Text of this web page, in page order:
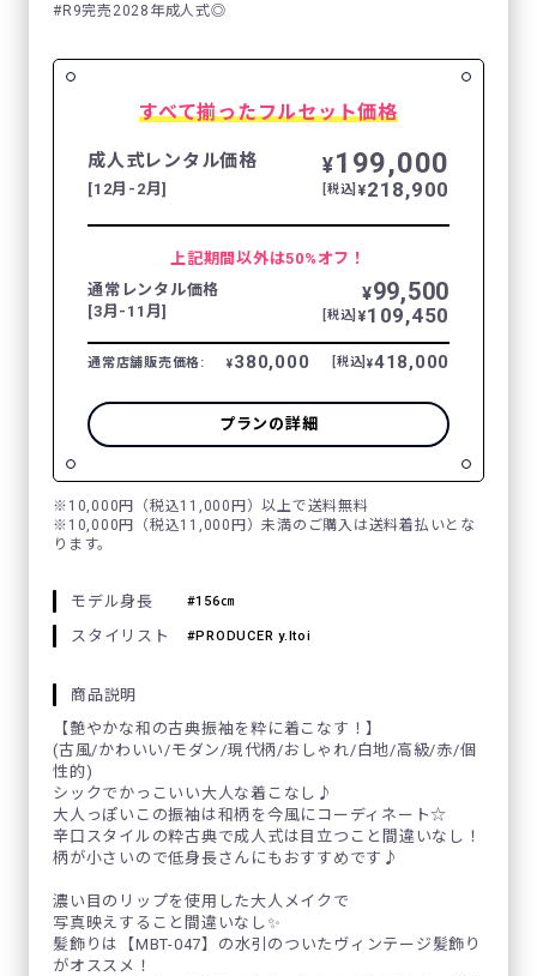
R9完売2028年成人式◎
すべて揃ったフルセット価格
成人式レンタル価格
[12月-2月]
¥199,000
[税込] ¥218,900
上記期間以外は50%オフ！
通常レンタル価格
[3月-11月]
¥99,500
[税込] ¥109,450
通常店舗販売価格: ¥380,000 [税込] ¥418,000
プランの詳細
※10,000円（税込11,000円）以上で送料無料
※10,000円（税込11,000円）未満のご購入は送料着払いとな
ります。
モデル身長 156㎝
スタイリスト PRODUCER y.Itoi
商品説明
【艶やかな和の古典振袖を粋に着こなす！】
(古風/かわいい/モダン/現代柄/おしゃれ/白地/高級/赤/個
性的)
シックでかっこいい大人な着こなし♪
大人っぽいこの振袖は和柄を今風にコーディネート☆
辛口スタイルの粋古典で成人式は目立つこと間違いなし！
柄が小さいので低身長さんにもおすすめです♪
濃い目のリップを使用した大人メイクで
写真映えすること間違いなし✨
髪飾りは【MBT-047】の水引のついたヴィンテージ髪飾り
がオススメ！